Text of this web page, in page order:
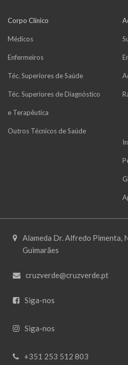
Corpo Clínico
Médicos
Enfermeiros
Téc. Superiores de Saúde
Téc. Superiores de Diagnóstico
e Terapêutica
Outros Técnicos de Saúde
Alameda Dr. Alfredo Pimenta,
Guimarães
cruzverde@cruzverde.pt
Siga-nos
Siga-nos
+351 253 512 803